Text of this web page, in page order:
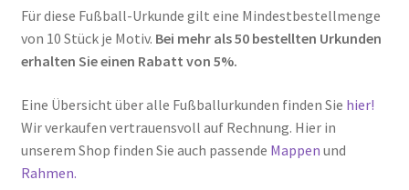
Für diese Fußball-Urkunde gilt eine Mindestbestellmenge
von 10 Stück je Motiv. Bei mehr als 50 bestellten Urkunden
erhalten Sie einen Rabatt von 5%.
Eine Übersicht über alle Fußballurkunden finden Sie hier!
Wir verkaufen vertrauensvoll auf Rechnung. Hier in
unserem Shop finden Sie auch passende Mappen und
Rahmen.